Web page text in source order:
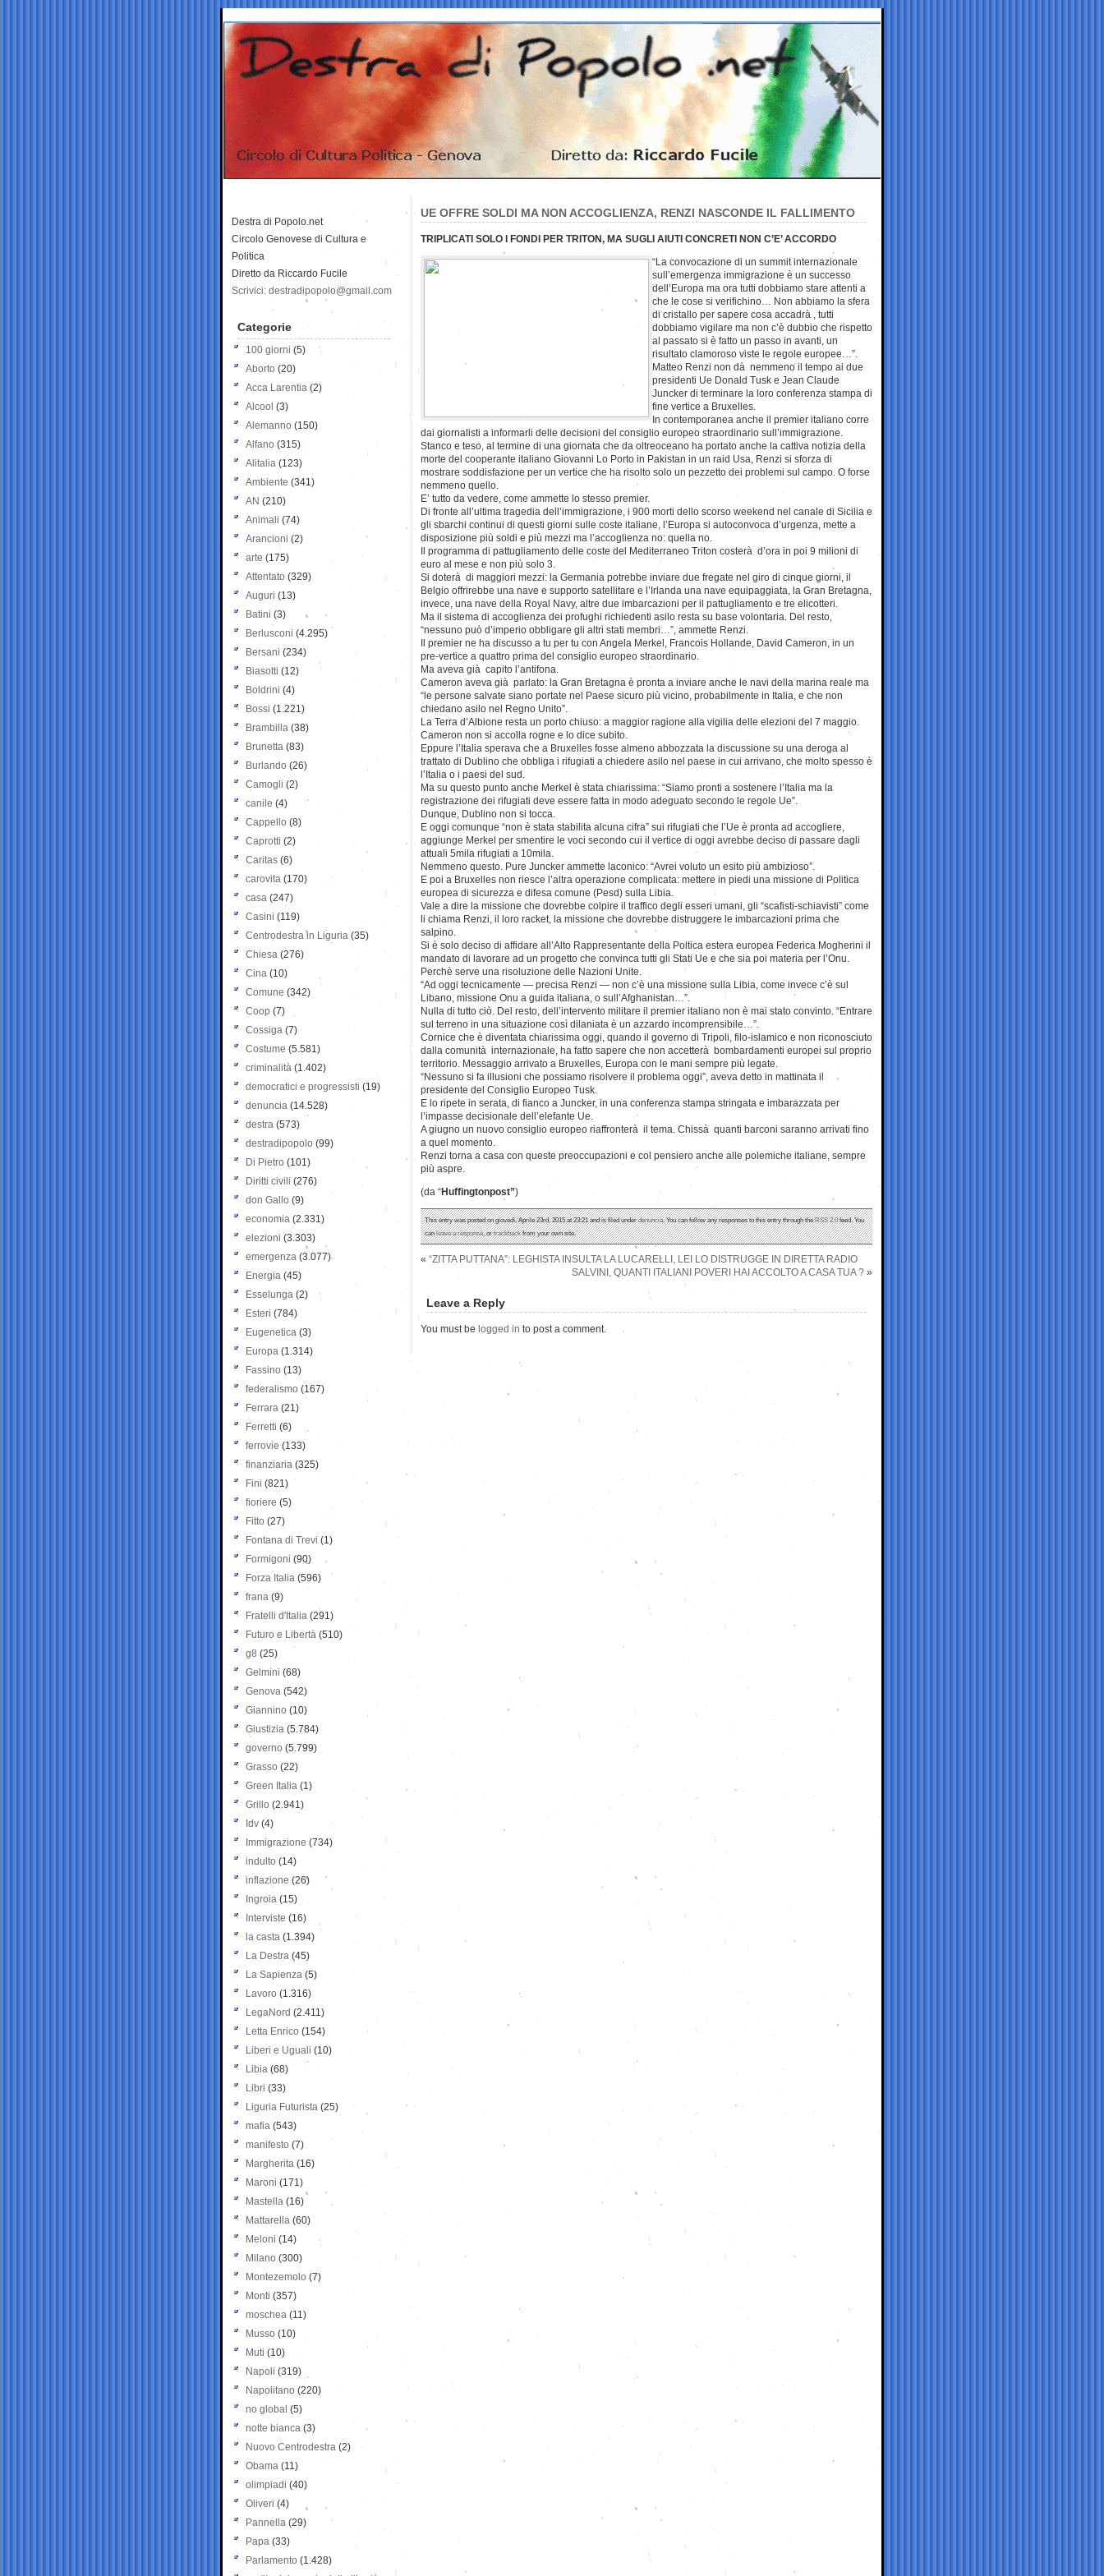
UE OFFRE SOLDI MA NON ACCOGLIENZA, RENZI NASCONDE IL FALLIMENTO
TRIPLICATI SOLO I FONDI PER TRITON, MA SUGLI AIUTI CONCRETI NON C’E’ ACCORDO
“La convocazione di un summit internazionale
sull’emergenza immigrazione è un successo
dell’Europa ma ora tutti dobbiamo stare attenti a
che le cose si verifichino… Non abbiamo la sfera
di cristallo per sapere cosa accadrà , tutti
dobbiamo vigilare ma non c’è dubbio che rispetto
al passato si è fatto un passo in avanti, un
risultato clamoroso viste le regole europee…”.
Matteo Renzi non dà nemmeno il tempo ai due
presidenti Ue Donald Tusk e Jean Claude
Juncker di terminare la loro conferenza stampa di
fine vertice a Bruxelles.
In contemporanea anche il premier italiano corre
dai giornalisti a informarli delle decisioni del consiglio europeo straordinario sull’immigrazione.
Stanco e teso, al termine di una giornata che da oltreoceano ha portato anche la cattiva notizia della
morte del cooperante italiano Giovanni Lo Porto in Pakistan in un raid Usa, Renzi si sforza di
mostrare soddisfazione per un vertice che ha risolto solo un pezzetto dei problemi sul campo. O forse
nemmeno quello.
E’ tutto da vedere, come ammette lo stesso premier.
Di fronte all’ultima tragedia dell’immigrazione, i 900 morti dello scorso weekend nel canale di Sicilia e
gli sbarchi continui di questi giorni sulle coste italiane, l’Europa si autoconvoca d’urgenza, mette a
disposizione più soldi e più mezzi ma l’accoglienza no: quella no.
Il programma di pattugliamento delle coste del Mediterraneo Triton costerà d’ora in poi 9 milioni di
euro al mese e non più solo 3.
Si doterà di maggiori mezzi: la Germania potrebbe inviare due fregate nel giro di cinque giorni, il
Belgio offrirebbe una nave e supporto satellitare e l’Irlanda una nave equipaggiata, la Gran Bretagna,
invece, una nave della Royal Navy, altre due imbarcazioni per il pattugliamento e tre elicotteri.
Ma il sistema di accoglienza dei profughi richiedenti asilo resta su base volontaria. Del resto,
“nessuno può d’imperio obbligare gli altri stati membri…”, ammette Renzi.
Il premier ne ha discusso a tu per tu con Angela Merkel, Francois Hollande, David Cameron, in un
pre-vertice a quattro prima del consiglio europeo straordinario.
Ma aveva già capito l’antifona.
Cameron aveva già parlato: la Gran Bretagna è pronta a inviare anche le navi della marina reale ma
“le persone salvate siano portate nel Paese sicuro più vicino, probabilmente in Italia, e che non
chiedano asilo nel Regno Unito”.
La Terra d’Albione resta un porto chiuso: a maggior ragione alla vigilia delle elezioni del 7 maggio.
Cameron non si accolla rogne e lo dice subito.
Eppure l’Italia sperava che a Bruxelles fosse almeno abbozzata la discussione su una deroga al
trattato di Dublino che obbliga i rifugiati a chiedere asilo nel paese in cui arrivano, che molto spesso è
l’Italia o i paesi del sud.
Ma su questo punto anche Merkel è stata chiarissima: “Siamo pronti a sostenere l’Italia ma la
registrazione dei rifugiati deve essere fatta in modo adeguato secondo le regole Ue”.
Dunque, Dublino non si tocca.
E oggi comunque “non è stata stabilita alcuna cifra” sui rifugiati che l’Ue è pronta ad accogliere,
aggiunge Merkel per smentire le voci secondo cui il vertice di oggi avrebbe deciso di passare dagli
attuali 5mila rifugiati a 10mila.
Nemmeno questo. Pure Juncker ammette laconico: “Avrei voluto un esito più ambizioso”.
E poi a Bruxelles non riesce l’altra operazione complicata: mettere in piedi una missione di Politica
europea di sicurezza e difesa comune (Pesd) sulla Libia.
Vale a dire la missione che dovrebbe colpire il traffico degli esseri umani, gli “scafisti-schiavisti” come
li chiama Renzi, il loro racket, la missione che dovrebbe distruggere le imbarcazioni prima che
salpino.
Si è solo deciso di affidare all’Alto Rappresentante della Poltica estera europea Federica Mogherini il
mandato di lavorare ad un progetto che convinca tutti gli Stati Ue e che sia poi materia per l’Onu.
Perchè serve una risoluzione delle Nazioni Unite.
“Ad oggi tecnicamente — precisa Renzi — non c’è una missione sulla Libia, come invece c’è sul
Libano, missione Onu a guida italiana, o sull’Afghanistan…”.
Nulla di tutto ciò. Del resto, dell’intervento militare il premier italiano non è mai stato convinto. “Entrare
sul terreno in una situazione così dilaniata è un azzardo incomprensibile…”.
Cornice che è diventata chiarissima oggi, quando il governo di Tripoli, filo-islamico e non riconosciuto
dalla comunità internazionale, ha fatto sapere che non accetterà bombardamenti europei sul proprio
territorio. Messaggio arrivato a Bruxelles, Europa con le mani sempre più legate.
“Nessuno si fa illusioni che possiamo risolvere il problema oggi”, aveva detto in mattinata il
presidente del Consiglio Europeo Tusk.
E lo ripete in serata, di fianco a Juncker, in una conferenza stampa stringata e imbarazzata per
l’impasse decisionale dell’elefante Ue.
A giugno un nuovo consiglio europeo riaffronterà il tema. Chissà quanti barconi saranno arrivati fino
a quel momento.
Renzi torna a casa con queste preoccupazioni e col pensiero anche alle polemiche italiane, sempre
più aspre.
(da “Huffingtonpost”)
This entry was posted on giovedì, Aprile 23rd, 2015 at 23:21 and is filed underdenuncia. You can follow any responses to this entry through theRSS 2.0feed. You
canleave a response, ortrackbackfrom your own site.
« “ZITTA PUTTANA”: LEGHISTA INSULTA LA LUCARELLI, LEI LO DISTRUGGE IN DIRETTA RADIO
SALVINI, QUANTI ITALIANI POVERI HAI ACCOLTO A CASA TUA ? »
Leave a Reply
You must be logged in to post a comment.
Destra di Popolo.net
Circolo Genovese di Cultura e
Politica
Diretto da Riccardo Fucile
Scrivici: destradipopolo@gmail.com
Categorie
100 giorni (5)
Aborto (20)
Acca Larentia (2)
Alcool (3)
Alemanno (150)
Alfano (315)
Alitalia (123)
Ambiente (341)
AN (210)
Animali (74)
Arancioni (2)
arte (175)
Attentato (329)
Auguri (13)
Batini (3)
Berlusconi (4.295)
Bersani (234)
Biasotti (12)
Boldrini (4)
Bossi (1.221)
Brambilla (38)
Brunetta (83)
Burlando (26)
Camogli (2)
canile (4)
Cappello (8)
Caprotti (2)
Caritas (6)
carovita (170)
casa (247)
Casini (119)
Centrodestra in Liguria (35)
Chiesa (276)
Cina (10)
Comune (342)
Coop (7)
Cossiga (7)
Costume (5.581)
criminalità (1.402)
democratici e progressisti (19)
denuncia (14.528)
destra (573)
destradipopolo (99)
Di Pietro (101)
Diritti civili (276)
don Gallo (9)
economia (2.331)
elezioni (3.303)
emergenza (3.077)
Energia (45)
Esselunga (2)
Esteri (784)
Eugenetica (3)
Europa (1.314)
Fassino (13)
federalismo (167)
Ferrara (21)
Ferretti (6)
ferrovie (133)
finanziaria (325)
Fini (821)
fioriere (5)
Fitto (27)
Fontana di Trevi (1)
Formigoni (90)
Forza Italia (596)
frana (9)
Fratelli d'Italia (291)
Futuro e Libertà (510)
g8 (25)
Gelmini (68)
Genova (542)
Giannino (10)
Giustizia (5.784)
governo (5.799)
Grasso (22)
Green Italia (1)
Grillo (2.941)
Idv (4)
Immigrazione (734)
indulto (14)
inflazione (26)
Ingroia (15)
Interviste (16)
la casta (1.394)
La Destra (45)
La Sapienza (5)
Lavoro (1.316)
LegaNord (2.411)
Letta Enrico (154)
Liberi e Uguali (10)
Libia (68)
Libri (33)
Liguria Futurista (25)
mafia (543)
manifesto (7)
Margherita (16)
Maroni (171)
Mastella (16)
Mattarella (60)
Meloni (14)
Milano (300)
Montezemolo (7)
Monti (357)
moschea (11)
Musso (10)
Muti (10)
Napoli (319)
Napolitano (220)
no global (5)
notte bianca (3)
Nuovo Centrodestra (2)
Obama (11)
olimpiadi (40)
Oliveri (4)
Pannella (29)
Papa (33)
Parlamento (1.428)